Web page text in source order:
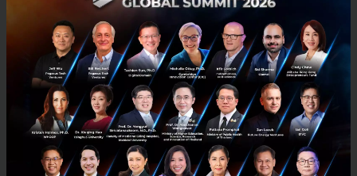
การพัฒนา “ฟีเจอร์ Live Chat” บนแอปพลิเคชัน
Grab ที่จะช่วยให้พาร์ทเนอร์ผู้ขับขี่ที่มีอุปสรรค
ทางการได้ยินสามารถสื่อสารกับเจ้าหน้าที่ของศูนย์